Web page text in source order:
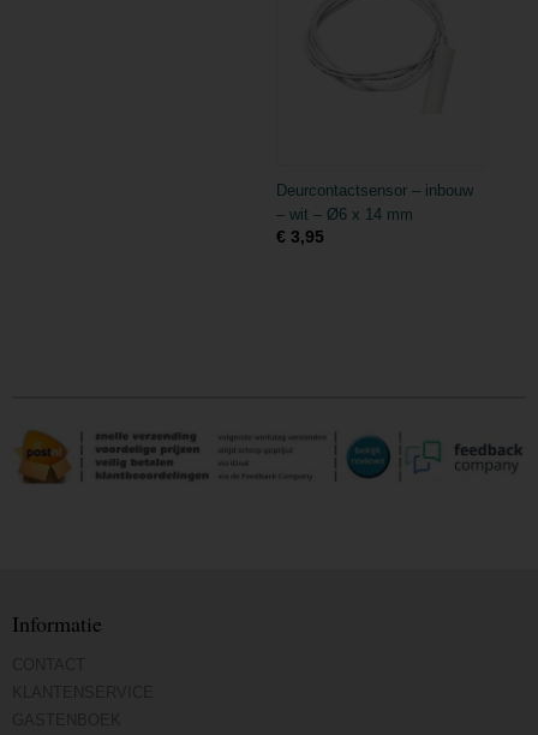
Deurcontactsensor – inbouw
– wit – Ø6 x 14 mm
€ 3,95
Informatie